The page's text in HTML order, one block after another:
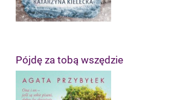
Pójdę za tobą wszędzie